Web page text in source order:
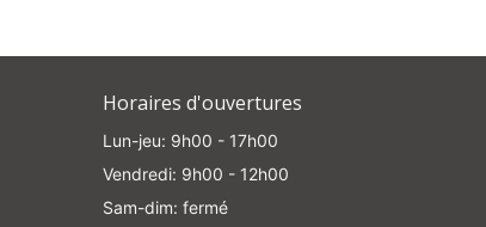
Horaires d'ouvertures
Lun-jeu: 9h00 - 17h00
Vendredi: 9h00 - 12h00
Sam-dim: fermé